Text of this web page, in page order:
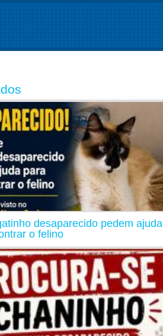
desaparecido pedem ajuda
o felino